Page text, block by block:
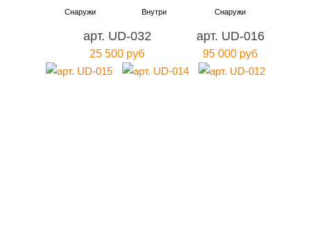
арт. UD-032
25 500 руб
арт. UD-016
95 000 руб